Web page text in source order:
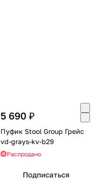
5 690 ₽
Пуфик Stool Group Грейс
vd-grays-kv-b29
Распродано
Подписаться